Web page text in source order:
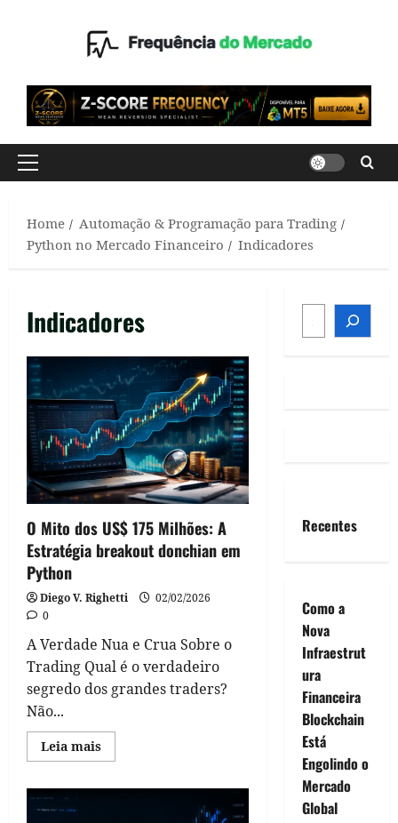
Primary
Home
Automação & Programação para Trading
Python no Mercado Financeiro
Indicadores
Indicadores
O Mito dos US$ 175 Milhões: A
Estratégia breakout donchian em
Python
Diego V. Righetti
02/02/2026
0
A Verdade Nua e Crua Sobre o
Trading Qual é o verdadeiro
segredo dos grandes traders?
Não...
Leia maisRead
more
Recentes
Como a
Nova
Infraestrut
ura
Financeira
Blockchain
Está
Engolindo o
Mercado
Global